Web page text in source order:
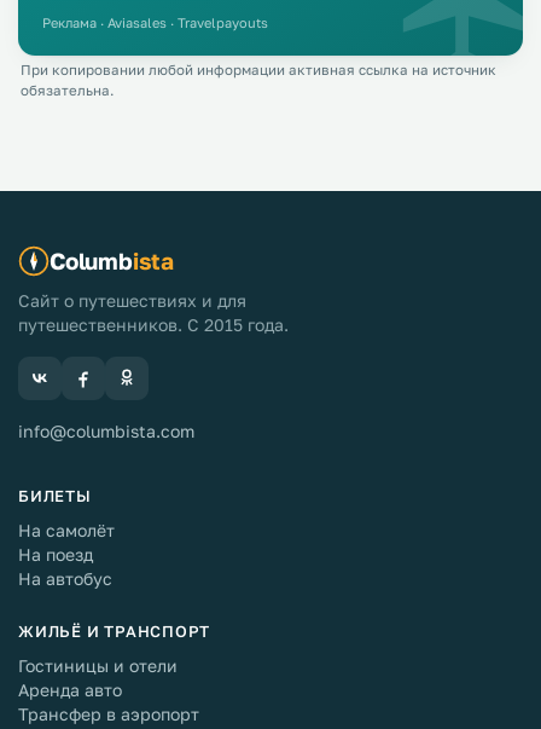
Реклама · Aviasales · Travelpayouts
При копировании любой информации активная ссылка на источник
обязательна.
Columbista
Сайт о путешествиях и для
путешественников. С 2015 года.
info@columbista.com
БИЛЕТЫ
На самолёт
На поезд
На автобус
ЖИЛЬЁ И ТРАНСПОРТ
Гостиницы и отели
Аренда авто
Трансфер в аэропорт